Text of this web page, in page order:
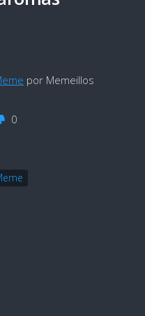
por Memeillos
0